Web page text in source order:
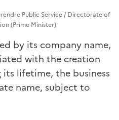
Public Service / Directorate of
(Prime Minister)
by its company name,
with the creation
lifetime, the business
name, subject to